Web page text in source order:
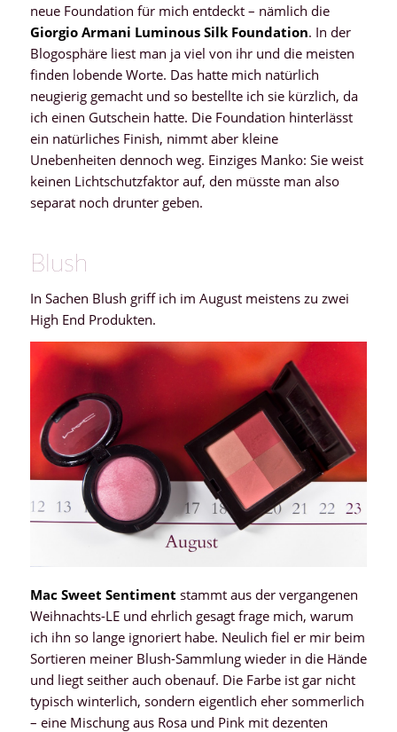
neue Foundation für mich entdeckt – nämlich die
Giorgio Armani Luminous Silk Foundation. In der
Blogosphäre liest man ja viel von ihr und die meisten
finden lobende Worte. Das hatte mich natürlich
neugierig gemacht und so bestellte ich sie kürzlich, da
ich einen Gutschein hatte. Die Foundation hinterlässt
ein natürliches Finish, nimmt aber kleine
Unebenheiten dennoch weg. Einziges Manko: Sie weist
keinen Lichtschutzfaktor auf, den müsste man also
separat noch drunter geben.
Blush
In Sachen Blush griff ich im August meistens zu zwei
High End Produkten.
Mac Sweet Sentiment stammt aus der vergangenen
Weihnachts-LE und ehrlich gesagt frage mich, warum
ich ihn so lange ignoriert habe. Neulich fiel er mir beim
Sortieren meiner Blush-Sammlung wieder in die Hände
und liegt seither auch obenauf. Die Farbe ist gar nicht
typisch winterlich, sondern eigentlich eher sommerlich
– eine Mischung aus Rosa und Pink mit dezenten